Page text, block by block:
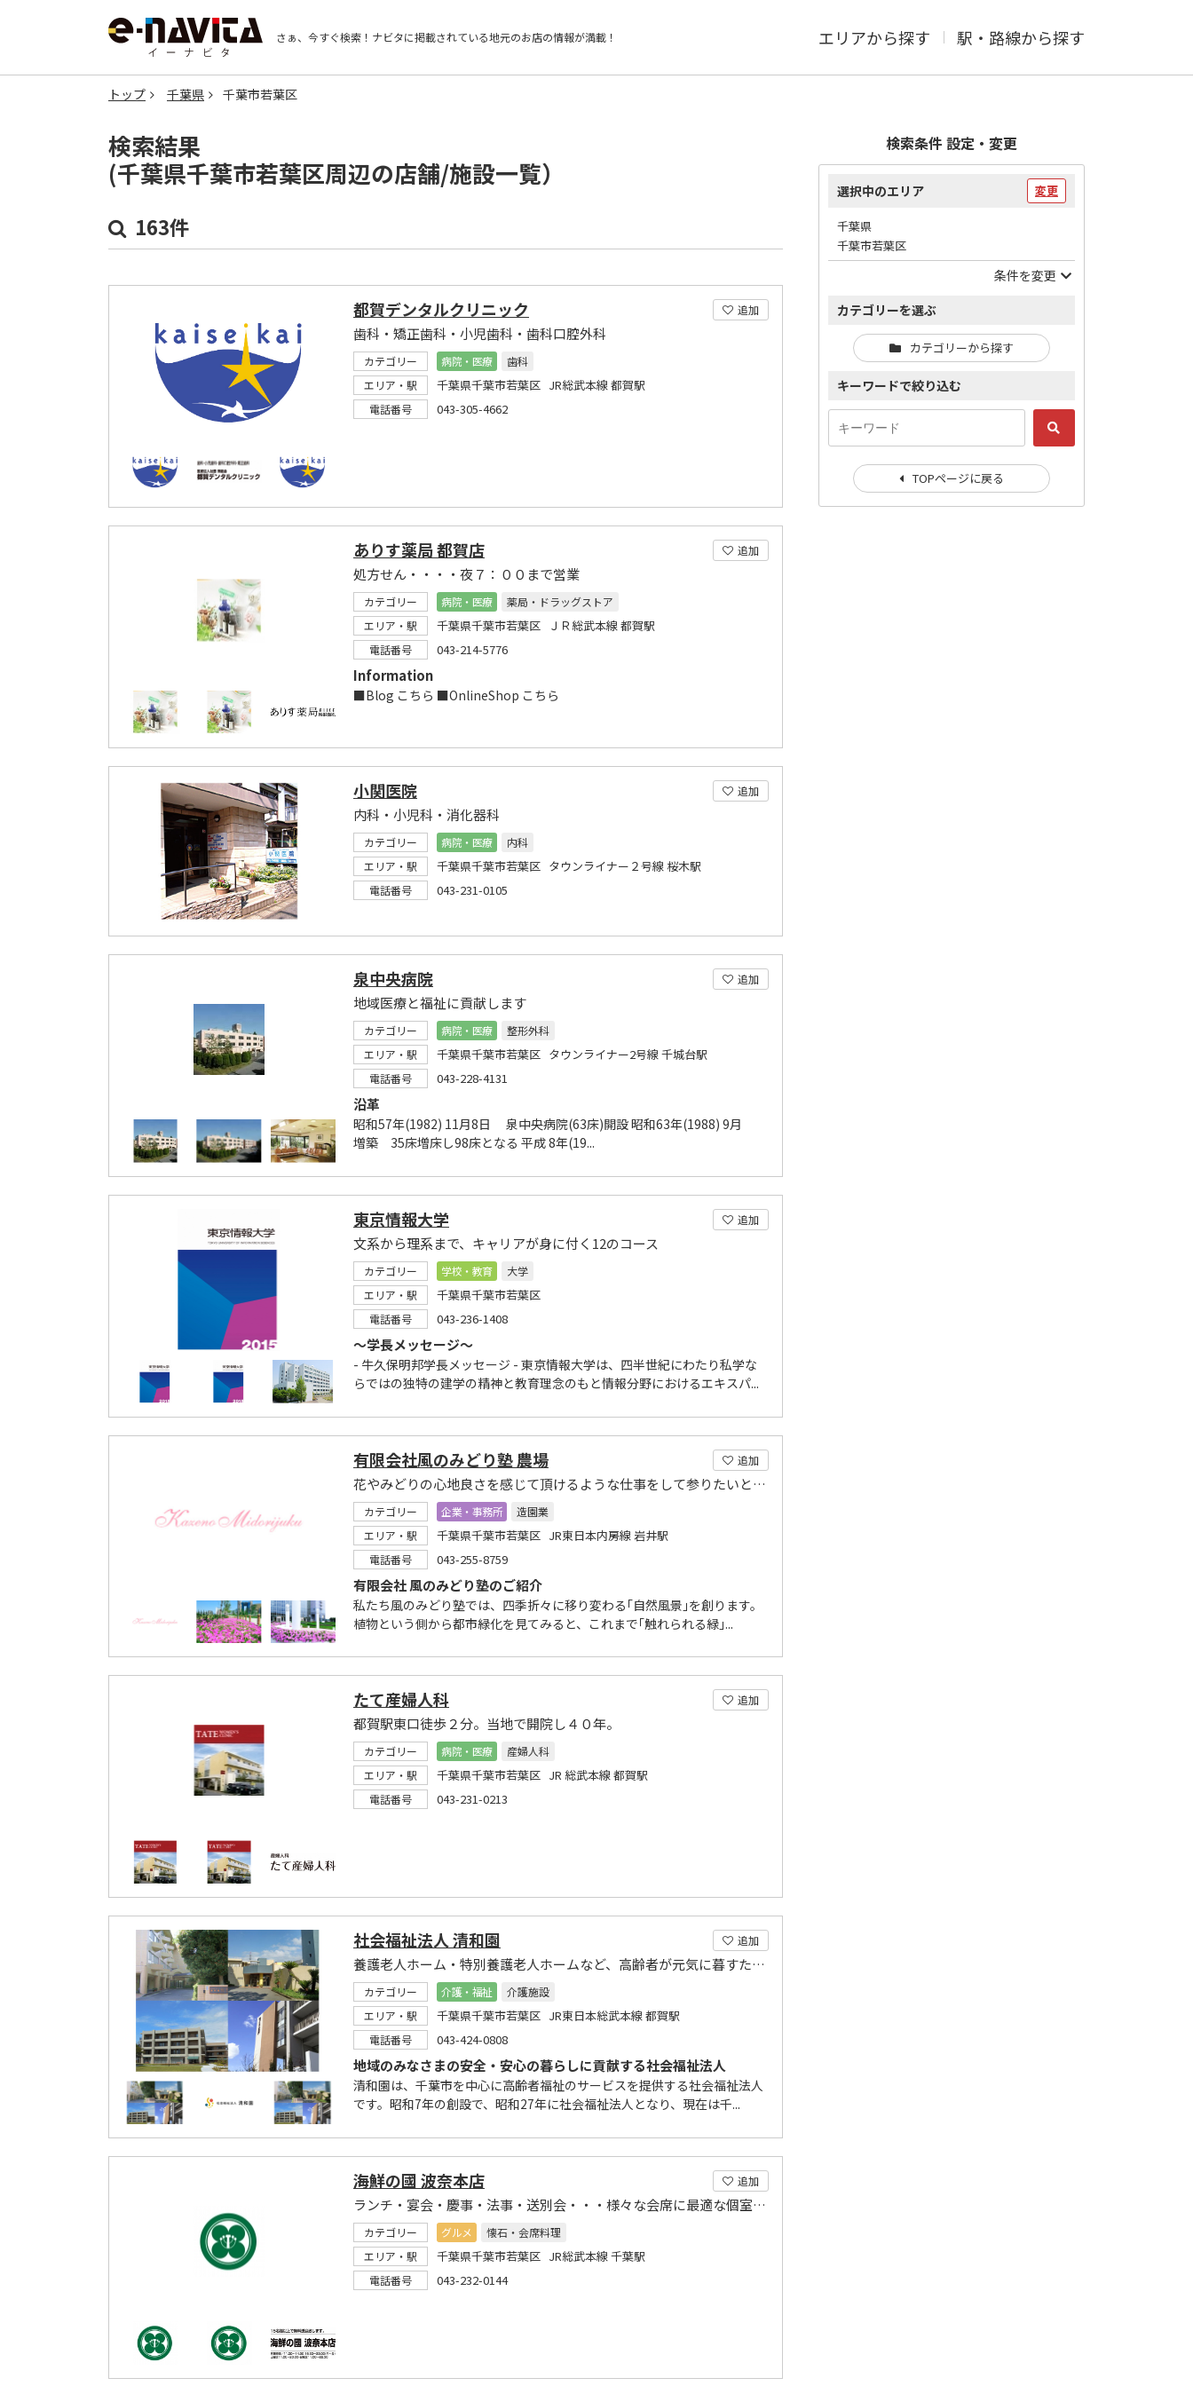
さぁ、今すぐ検索！ ナビタに掲載されている地元のお店の情報が満載！ エリアから探す 駅・路線から探す
トップ 千葉県 千葉市若葉区
検索結果
(千葉県千葉市若葉区周辺の店舗/施設一覧）
163件
追加
都賀デンタルクリニック
歯科・矯正歯科・小児歯科・歯科口腔外科
カテゴリー 病院・医療
歯科
エリア・駅
千葉県千葉市若葉区 JR総武本線 都賀駅
電話番号 043-305-4662
追加
ありす薬局 都賀店
処方せん・・・・夜７：００まで営業
カテゴリー 病院・医療
薬局・ドラッグストア
エリア・駅
千葉県千葉市若葉区 ＪＲ総武本線 都賀駅
電話番号 043-214-5776
Information
■Blog こちら ■OnlineShop こちら
追加
小関医院
内科・小児科・消化器科
カテゴリー 病院・医療
内科
エリア・駅
千葉県千葉市若葉区 タウンライナー２号線 桜木駅
電話番号 043-231-0105
追加
泉中央病院
地域医療と福祉に貢献します
カテゴリー 病院・医療
整形外科
エリア・駅
千葉県千葉市若葉区 タウンライナー2号線 千城台駅
電話番号 043-228-4131
沿革
昭和57年(1982) 11月8日 泉中央病院(63床)開設 昭和63年(1988) 9月
増築 35床増床し98床となる 平成 8年(19...
追加
東京情報大学
文系から理系まで、キャリアが身に付く12のコース
カテゴリー 学校・教育
大学
エリア・駅
千葉県千葉市若葉区
電話番号 043-236-1408
～学長メッセージ～
- 牛久保明邦学長メッセージ - 東京情報大学は、四半世紀にわたり私学な
らではの独特の建学の精神と教育理念のもと情報分野におけるエキスパ...
追加
有限会社風のみどり塾 農場
花やみどりの心地良さを感じて頂けるような仕事をして参りたいと思います
カテゴリー 企業・事務所
造園業
エリア・駅
千葉県千葉市若葉区 JR東日本内房線 岩井駅
電話番号 043-255-8759
有限会社 風のみどり塾のご紹介
私たち風のみどり塾では、四季折々に移り変わる｢自然風景｣を創ります。
植物という側から都市緑化を見てみると、これまで｢触れられる緑｣...
追加
たて産婦人科
都賀駅東口徒歩２分。当地で開院し４０年。
カテゴリー 病院・医療
産婦人科
エリア・駅
千葉県千葉市若葉区 JR 総武本線 都賀駅
電話番号 043-231-0213
追加
社会福祉法人 清和園
養護老人ホーム・特別養護老人ホームなど、高齢者が元気に暮すための施設を運営しています
カテゴリー 介護・福祉
介護施設
エリア・駅
千葉県千葉市若葉区 JR東日本総武本線 都賀駅
電話番号 043-424-0808
地域のみなさまの安全・安心の暮らしに貢献する社会福祉法人
清和園は、千葉市を中心に高齢者福祉のサービスを提供する社会福祉法人
です。昭和7年の創設で、昭和27年に社会福祉法人となり、現在は千...
追加
海鮮の國 波奈本店
ランチ・宴会・慶事・法事・送別会・・・様々な会席に最適な個室をご用意します。
カテゴリー グルメ
懐石・会席料理
エリア・駅
千葉県千葉市若葉区 JR総武本線 千葉駅
電話番号 043-232-0144
検索条件 設定・変更
選択中のエリア 変更
千葉県
千葉市若葉区
条件を変更
カテゴリーを選ぶ
カテゴリーから探す
キーワードで絞り込む
TOPページに戻る